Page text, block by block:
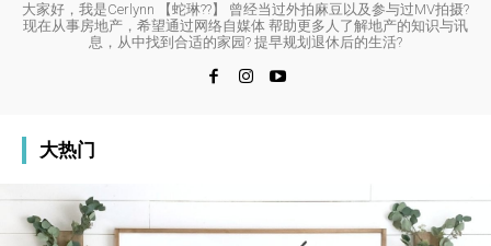
大家好，我是Cerlynn 【蛇琳??】 曾经当过外拍麻豆以及参与过MV拍摄?
现在从事房地产，希望通过网络自媒体 帮助更多人了解地产的知识与讯
息，从中找到合适的家园? 提早规划退休后的生活?
大热门